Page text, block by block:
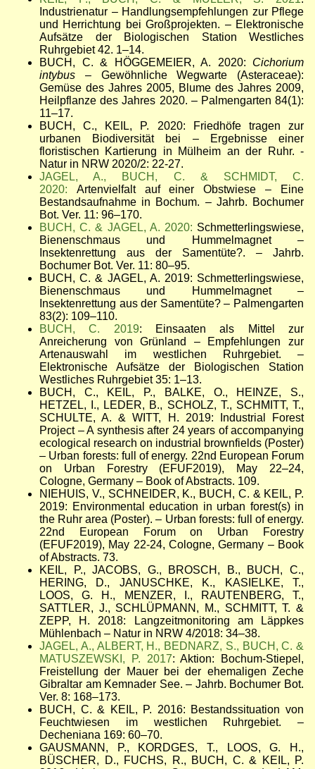
Industrienatur – Handlungsempfehlungen zur Pflege
und Herrichtung bei Großprojekten. – Elektronische
Aufsätze der Biologischen Station Westliches
Ruhrgebiet 42. 1–14.
BUCH, C. & HÖGGEMEIER, A. 2020: Cichorium
intybus – Gewöhnliche Wegwarte (Asteraceae):
Gemüse des Jahres 2005, Blume des Jahres 2009,
Heilpflanze des Jahres 2020. – Palmengarten 84(1):
11–17.
BUCH, C., KEIL, P. 2020: Friedhöfe tragen zur
urbanen Biodiversität bei – Ergebnisse einer
floristischen Kartierung in Mülheim an der Ruhr. -
Natur in NRW 2020/2: 22-27.
JAGEL, A., BUCH, C. & SCHMIDT, C.
2020: Artenvielfalt auf einer Obstwiese – Eine
Bestandsaufnahme in Bochum. –Jahrb. Bochumer
Bot. Ver. 11: 96–170.
BUCH, C. & JAGEL, A. 2020: Schmetterlingswiese,
Bienenschmaus und Hummelmagnet –
Insektenrettung aus der Samentüte?. – Jahrb.
Bochumer Bot. Ver. 11: 80–95.
BUCH, C. & JAGEL, A. 2019: Schmetterlingswiese,
Bienenschmaus und Hummelmagnet –
Insektenrettung aus der Samentüte? – Palmengarten
83(2): 109–110.
BUCH, C. 2019: Einsaaten als Mittel zur
Anreicherung von Grünland – Empfehlungen zur
Artenauswahl im westlichen Ruhrgebiet. –
Elektronische Aufsätze der Biologischen Station
Westliches Ruhrgebiet 35: 1–13.
BUCH, C., KEIL, P., BALKE, O., HEINZE, S.,
HETZEL, I., LEDER, B., SCHOLZ, T., SCHMITT, T.,
SCHULTE, A. & WITT, H. 2019: Industrial Forest
Project – A synthesis after 24 years of accompanying
ecological research on industrial brownfields (Poster)
– Urban forests: full of energy. 22nd European Forum
on Urban Forestry (EFUF2019), May 22–24,
Cologne, Germany – Book of Abstracts. 109.
NIEHUIS, V., SCHNEIDER, K., BUCH, C. & KEIL, P.
2019: Environmental education in urban forest(s) in
the Ruhr area (Poster). – Urban forests: full of energy.
22nd European Forum on Urban Forestry
(EFUF2019), May 22-24, Cologne, Germany – Book
of Abstracts. 73.
KEIL, P., JACOBS, G., BROSCH, B., BUCH, C.,
HERING, D., JANUSCHKE, K., KASIELKE, T.,
LOOS, G. H., MENZER, I., RAUTENBERG, T.,
SATTLER, J., SCHLÜPMANN, M., SCHMITT, T. &
ZEPP, H. 2018: Langzeitmonitoring am Läppkes
Mühlenbach – Natur in NRW 4/2018: 34–38.
JAGEL, A., ALBERT, H., BEDNARZ, S., BUCH, C. &
MATUSZEWSKI, P. 2017: Aktion: Bochum-Stiepel,
Freistellung der Mauer bei der ehemaligen Zeche
Gibraltar am Kemnader See. – Jahrb. Bochumer Bot.
Ver. 8: 168–173.
BUCH, C. & KEIL, P. 2016: Bestandssituation von
Feuchtwiesen im westlichen Ruhrgebiet. –
Decheniana 169: 60–70.
GAUSMANN, P., KORDGES, T., LOOS, G. H.,
BÜSCHER, D., FUCHS, R., BUCH, C. & KEIL, P.